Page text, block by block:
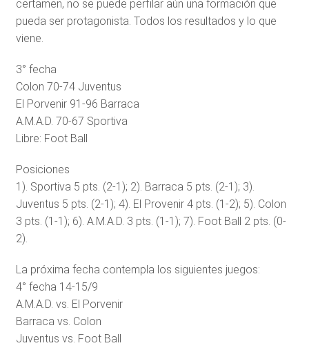
certamen, no se puede perfilar aún una formación que
pueda ser protagonista. Todos los resultados y lo que
viene.
3° fecha
Colon 70-74 Juventus
El Porvenir 91-96 Barraca
A.M.A.D. 70-67 Sportiva
Libre: Foot Ball
Posiciones
1). Sportiva 5 pts. (2-1); 2). Barraca 5 pts. (2-1); 3).
Juventus 5 pts. (2-1); 4). El Provenir 4 pts. (1-2); 5). Colon
3 pts. (1-1); 6). A.M.A.D. 3 pts. (1-1); 7). Foot Ball 2 pts. (0-
2).
La próxima fecha contempla los siguientes juegos:
4° fecha 14-15/9
A.M.A.D. vs. El Porvenir
Barraca vs. Colon
Juventus vs. Foot Ball